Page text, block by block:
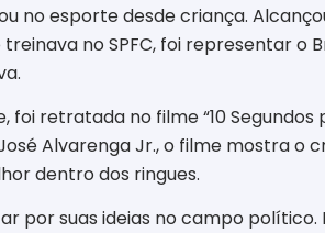
no esporte desde criança.
no SPFC, foi representar o
retratada no filme “10
Alvarenga Jr., o filme mostra
dentro dos ringues.
por suas ideias no campo